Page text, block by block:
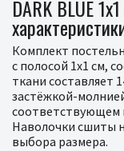
DARK BLUE
Комплект
с полосой 1х1 см,
ткани составляет
застёжкой-
соответствующем
Наволочки сшиты
выбора размера.